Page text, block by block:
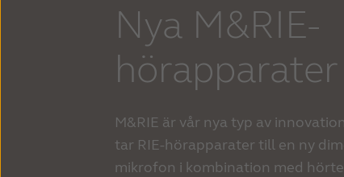
Nya M&RIE-
hörapparater
M&RIE är vår nya typ av
tar RIE-hörapparater till en ny
mikrofon i kombination med